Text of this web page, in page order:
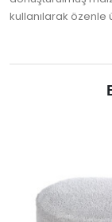
kullanılarak özenle